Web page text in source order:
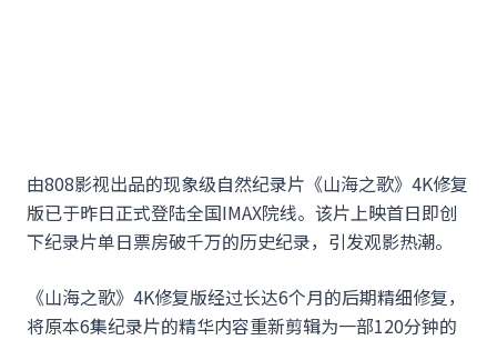
由808影视出品的现象级自然纪录片《山海之歌》4K修复
版已于昨日正式登陆全国IMAX院线。该片上映首日即创
下纪录片单日票房破千万的历史纪录，引发观影热潮。
《山海之歌》4K修复版经过长达6个月的后期精细修复，
将原本6集纪录片的精华内容重新剪辑为一部120分钟的